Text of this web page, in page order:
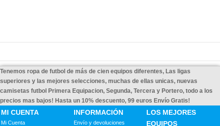
Tenemos ropa de futbol de más de cien equipos diferentes, Las ligas
superiores y las mejores selecciones, muchas de ellas unicas, nuevas
camisetas futbol Primera Equipacion, Segunda, Tercera y Portero, todo a los
precios mas bajos! Hasta un 10% descuento, 99 euros Envío Gratis!
MI CUENTA
Mi Cuenta
INFORMACIÓN
Envío y devoluciones
LOS MEJORES
EQUIPOS